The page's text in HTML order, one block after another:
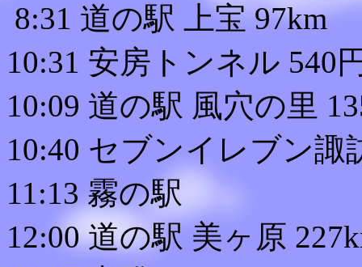
8:31 道の駅 上宝 97km
10:31 安房トンネル 540
10:09 道の駅 風穴の里
10:40 セブンイレブン諏
11:13 霧の駅
12:00 道の駅 美ヶ原